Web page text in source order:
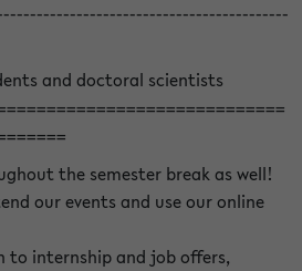
and doctoral scientists
the semester break as well!
our events and use our online
to internship and job offers,